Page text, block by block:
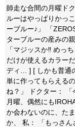
師走な合間の月曜ド
ルーはやっぱりかっ
ーブルー♪」 「
ターブルーの産みの
「マジッスか‼ めっ
だけが使えるカラー
ディ… ] [ しかも普通
単に作ってもらえる
ね？」 ドクター：
月曜、偶然にも
か会わないのに、た
か、 私： 「もっさん